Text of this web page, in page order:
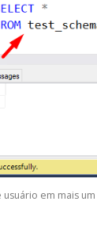
usuário em mais